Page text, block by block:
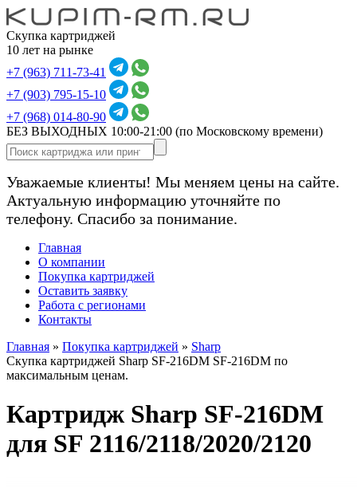
Скупка картриджей
10 лет на рынке
+7 (963) 711-73-41
+7 (903) 795-15-10
+7 (968) 014-80-90
БЕЗ ВЫХОДНЫХ 10:00-21:00 (по Московскому времени)
Уважаемые клиенты! Мы меняем цены на сайте.
Актуальную информацию уточняйте по
телефону. Спасибо за понимание.
Главная
О компании
Покупка картриджей
Оставить заявку
Работа с регионами
Контакты
Главная » Покупка картриджей » Sharp
Скупка картриджей Sharp SF-216DM SF-216DM по
максимальным ценам.
Картридж Sharp SF-216DM
для SF 2116/2118/2020/2120